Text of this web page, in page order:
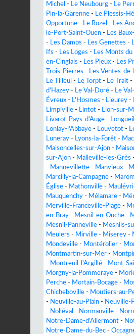
Michel - Le Neubourg - Le
Pin-la-Garenne - Le Plessis-
Opportune - Le Rozel - Les
le-Port-Saint-Ouen - Les
- Les Damps - Les Genettes -
Ifs - Les Loges - Les Monts du
en-Cinglais - Les Pieux - Les
Trois-Pierres - Les Ventes-
Le Tilleul - Le Torpt - Le Trait -
d'Hazey - Le Val-Doré - Le
Évreux - L'Hosmes - Lieurey -
Limpiville - Lintot - Lion-sur-
Livarot-Pays-d'Auge - Longueil
Lonlay-l'Abbaye - Louvetot -
Luneray - Lyons-la-Forêt -
Maisoncelles-sur-Ajon -
sur-Ajon - Malleville-les-Grès -
- Mannevillette - Manvieux -
Marcilly-la-Campagne -
Église - Mathonville -
Mauquenchy - Mélamare -
Merville-Franceville-Plage -
en-Bray - Mesnil-en-Ouche -
Mesnil-Panneville - Mesnils-
Meulers - Mirville - Miserey -
Mondeville - Montérolier -
Montmartin-sur-Mer -
- Montreuil-l'Argillé - Mont-
Morgny-la-Pommeraye -
Perche - Mortain-Bocage -
Chicheboville - Moutiers-au-
- Neuville-au-Plain - Neuville-
- Nolléval - Normanville -
Notre-Dame-d'Aliermont -
Notre-Dame-du-Bec -